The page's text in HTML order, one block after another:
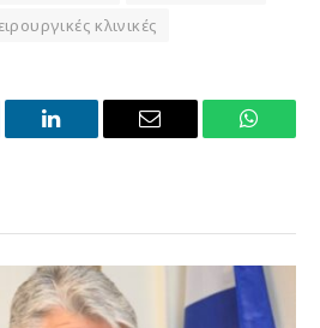
κλινικές
LinkedIn Email